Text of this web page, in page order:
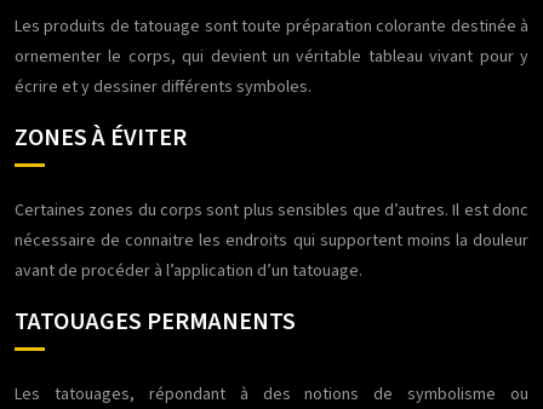
Les produits de tatouage sont toute préparation colorante destinée à
ornementer le corps, qui devient un véritable tableau vivant pour y
écrire et y dessiner différents symboles.
ZONES À ÉVITER
Certaines zones du corps sont plus sensibles que d’autres. Il est donc
nécessaire de connaitre les endroits qui supportent moins la douleur
avant de procéder à l’application d’un tatouage.
TATOUAGES PERMANENTS
Les tatouages, répondant à des notions de symbolisme ou